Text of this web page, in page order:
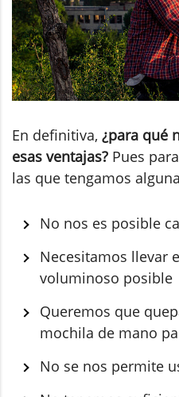
En definitiva, ¿para qué
esas ventajas? Pues
las que tengamos
No nos es posible
Necesitamos llevar
voluminoso posible
Queremos que
mochila de mano
No se nos permite